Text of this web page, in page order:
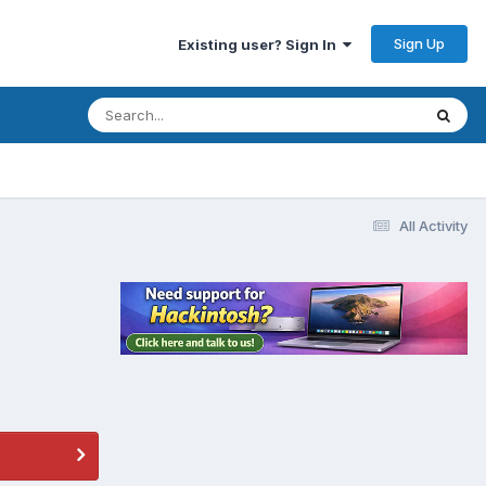
Existing user? Sign In Sign Up
All Activity